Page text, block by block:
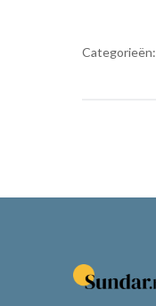
Categorieën: